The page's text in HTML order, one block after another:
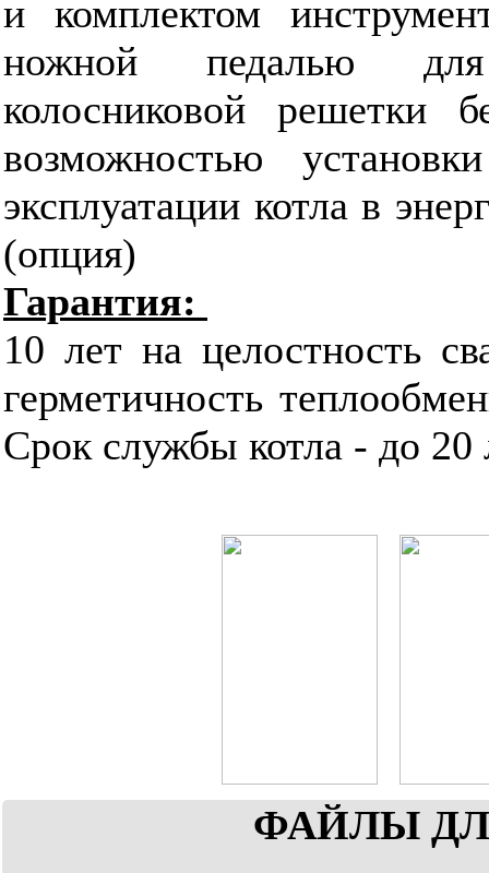
и комплектом
ножной педалью
колосниковой решетки
возможностью
эксплуатации котла в
(опция)
Гарантия:
10 лет на целостность
герметичность
Срок службы котла - до 20
ФАЙЛЫ